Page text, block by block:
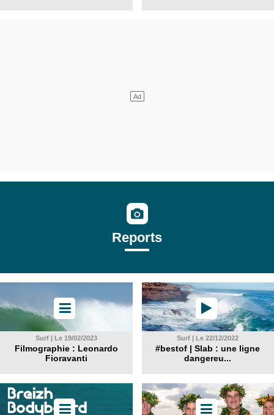
Reports
Surf | Le 19/02/2023
Filmographie : Leonardo
Fioravanti
Surf | Le 22/12/2022
#bestof | Slab : une ligne
dangereu...